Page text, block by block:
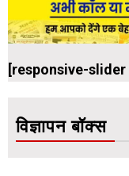
[responsive-slider
विज्ञापन बॉक्स